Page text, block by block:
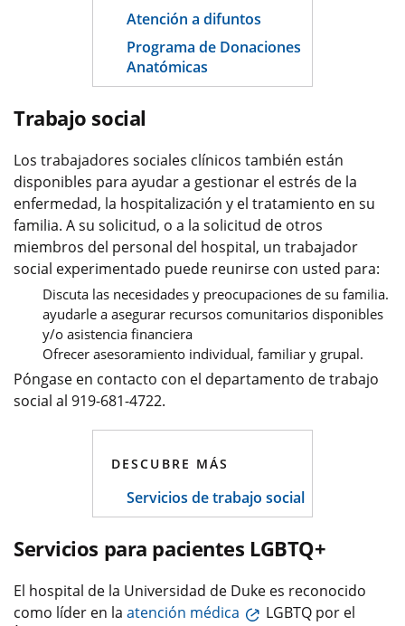
Atención a difuntos
Programa de Donaciones
Anatómicas
DESCUBRE MÁS
Servicios de trabajo social
Trabajo social
Los trabajadores sociales clínicos también están
disponibles para ayudar a gestionar el estrés de la
enfermedad, la hospitalización y el tratamiento en su
familia. A su solicitud, o a la solicitud de otros
miembros del personal del hospital, un trabajador
social experimentado puede reunirse con usted para:
Discuta las necesidades y preocupaciones de su familia.
ayudarle a asegurar recursos comunitarios disponibles
y/o asistencia financiera
Ofrecer asesoramiento individual, familiar y grupal.
Póngase en contacto con el departamento de trabajo
social al 919-681-4722.
Servicios para pacientes LGBTQ+
El hospital de la Universidad de Duke es reconocido
como líder en la atención médica
LGBTQ por el